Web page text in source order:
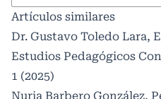
Artículos similares
Dr. Gustavo Toledo Lara,
Estudios Pedagógicos
1 (2025)
Nuria Barbero González,